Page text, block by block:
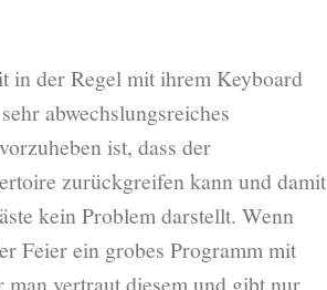
in der Regel mit ihrem Keyboard
abwechslungsreiches
ist, dass der
zurückgreifen kann und damit
kein Problem darstellt. Wenn
Feier ein grobes Programm mit
vertraut diesem und gibt nur